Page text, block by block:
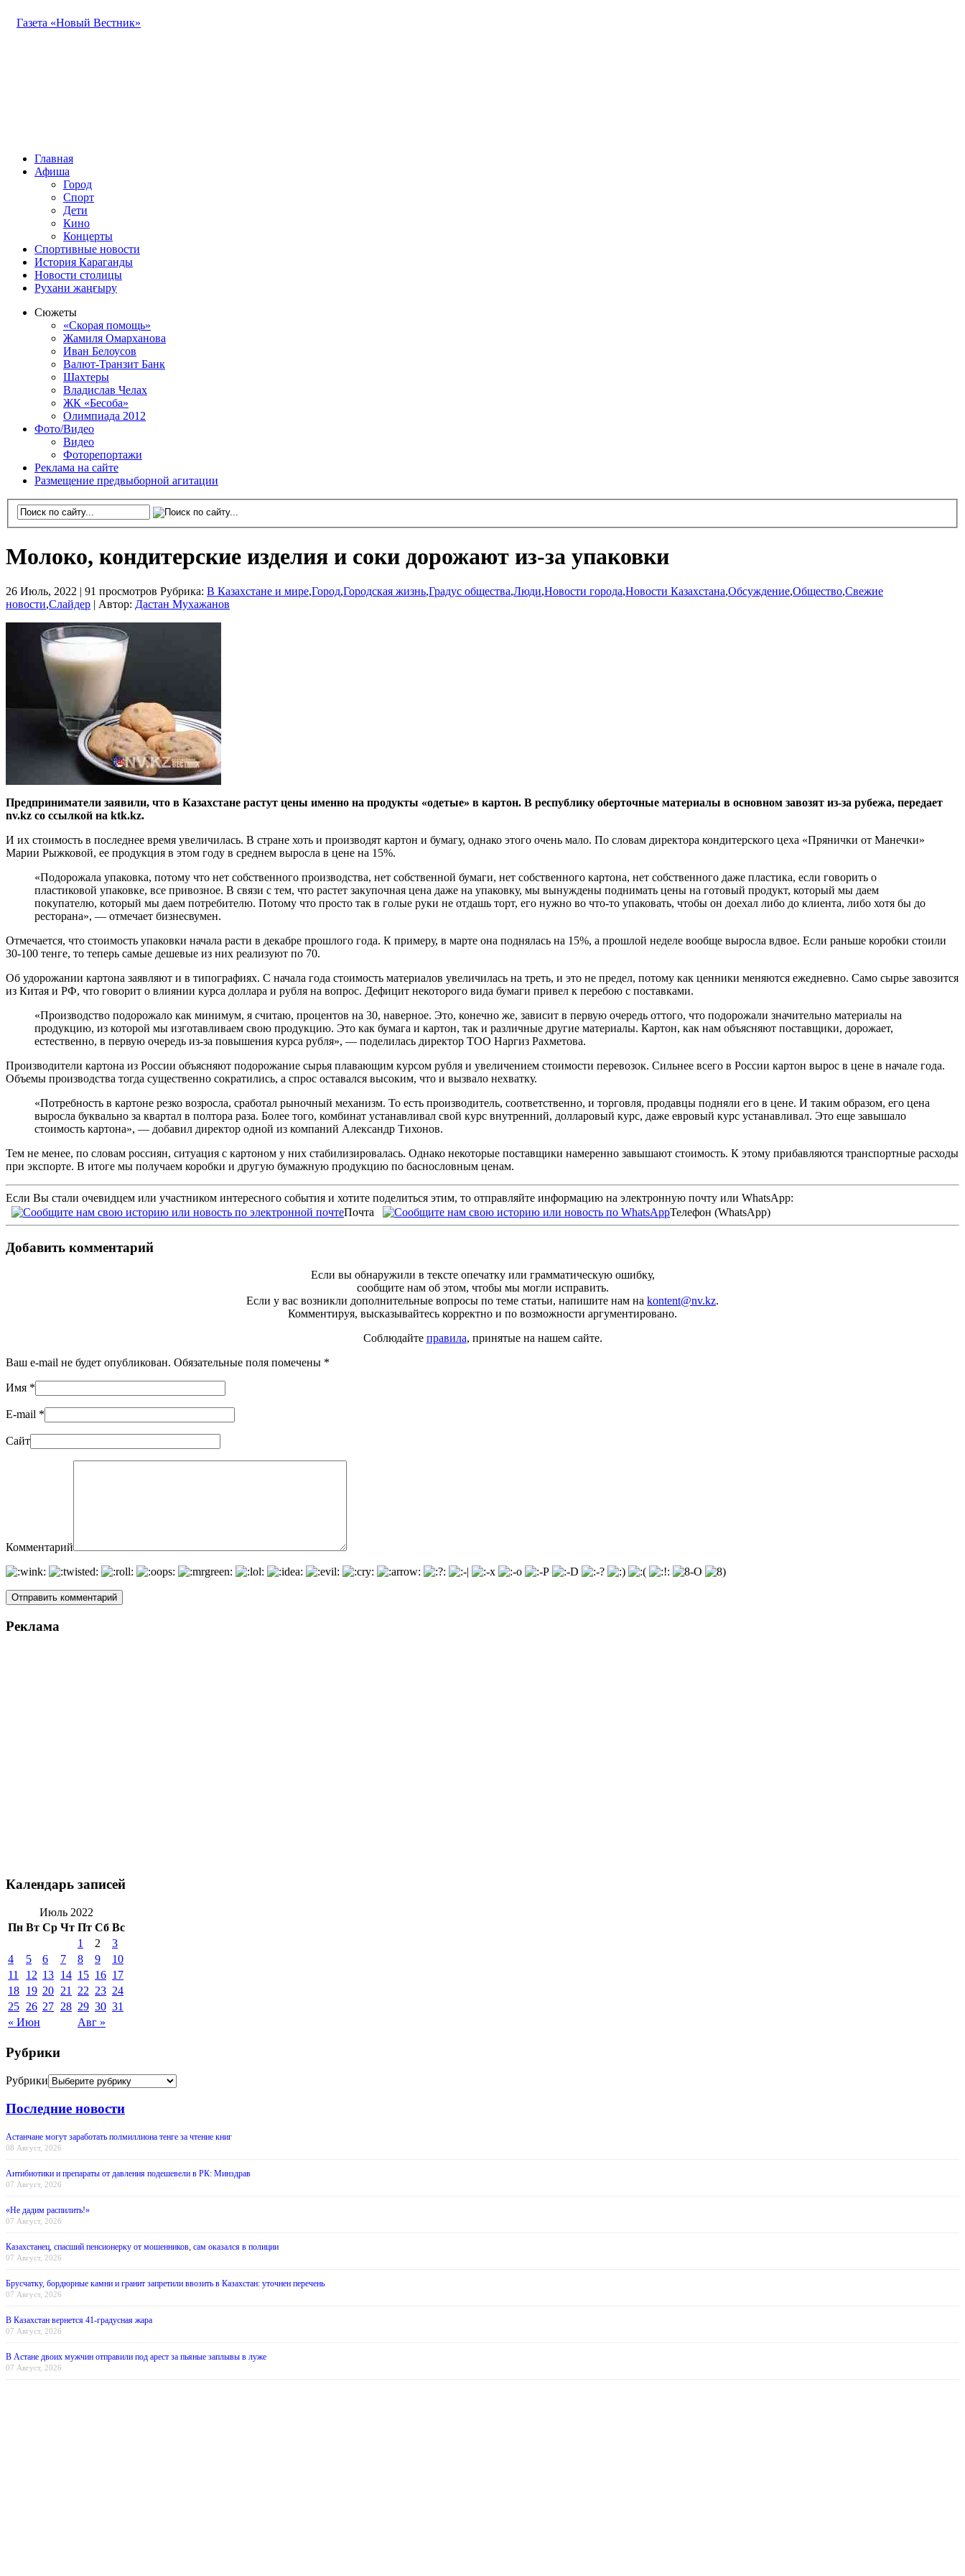
Газета «Новый Вестник»
Главная
Афиша
Город
Спорт
Дети
Кино
Концерты
Спортивные новости
История Караганды
Новости столицы
Рухани жаңғыру
Сюжеты
«Скорая помощь»
Жамиля Омарханова
Иван Белоусов
Валют-Транзит Банк
Шахтеры
Владислав Челах
ЖК «Бесоба»
Олимпиада 2012
Фото/Видео
Видео
Фоторепортажи
Реклама на сайте
Размещение предвыборной агитации
Молоко, кондитерские изделия и соки дорожают из-за упаковки
26 Июль, 2022 | 91 просмотров Рубрика: В Казахстане и мире,Город,Городская жизнь,Градус общества,Люди,Новости города,Новости Казахстана,Обсуждение,Общество,Свежие
новости,Слайдер Автор: Дастан Мухажанов
Предприниматели заявили, что в Казахстане растут цены именно на продукты «одетые» в картон. В республику оберточные материалы в основном завозят из-за рубежа, передает
nv.kz со ссылкой на ktk.kz.
И их стоимость в последнее время увеличилась. В стране хоть и производят картон и бумагу, однако этого очень мало. По словам директора кондитерского цеха «Прянички от Манечки»
Марии Рыжковой, ее продукция в этом году в среднем выросла в цене на 15%.
«Подорожала упаковка, потому что нет собственного производства, нет собственной бумаги, нет собственного картона, нет собственного даже пластика, если говорить о
пластиковой упаковке, все привозное. В связи с тем, что растет закупочная цена даже на упаковку, мы вынуждены поднимать цены на готовый продукт, который мы даем
покупателю, который мы даем потребителю. Потому что просто так в голые руки не отдашь торт, его нужно во что-то упаковать, чтобы он доехал либо до клиента, либо хотя бы до
ресторана», — отмечает бизнесвумен.
Отмечается, что стоимость упаковки начала расти в декабре прошлого года. К примеру, в марте она поднялась на 15%, а прошлой неделе вообще выросла вдвое. Если раньше коробки стоили
30-100 тенге, то теперь самые дешевые из них реализуют по 70.
Об удорожании картона заявляют и в типографиях. С начала года стоимость материалов увеличилась на треть, и это не предел, потому как ценники меняются ежедневно. Само сырье завозится
из Китая и РФ, что говорит о влиянии курса доллара и рубля на вопрос. Дефицит некоторого вида бумаги привел к перебою с поставками.
«Производство подорожало как минимум, я считаю, процентов на 30, наверное. Это, конечно же, зависит в первую очередь оттого, что подорожали значительно материалы на
продукцию, из которой мы изготавливаем свою продукцию. Это как бумага и картон, так и различные другие материалы. Картон, как нам объясняют поставщики, дорожает,
естественно, в первую очередь из-за повышения курса рубля», — поделилась директор ТОО Наргиз Рахметова.
Производители картона из России объясняют подорожание сырья плавающим курсом рубля и увеличением стоимости перевозок. Сильнее всего в России картон вырос в цене в начале года.
Объемы производства тогда существенно сократились, а спрос оставался высоким, что и вызвало нехватку.
«Потребность в картоне резко возросла, сработал рыночный механизм. То есть производитель, соответственно, и торговля, продавцы подняли его в цене. И таким образом, его цена
выросла буквально за квартал в полтора раза. Более того, комбинат устанавливал свой курс внутренний, долларовый курс, даже евровый курс устанавливал. Это еще завышало
стоимость картона», — добавил директор одной из компаний Александр Тихонов.
Тем не менее, по словам россиян, ситуация с картоном у них стабилизировалась. Однако некоторые поставщики намеренно завышают стоимость. К этому прибавляются транспортные расходы
при экспорте. В итоге мы получаем коробки и другую бумажную продукцию по баснословным ценам.
Если Вы стали очевидцем или участником интересного события и хотите поделиться этим, то отправляйте информацию на электронную почту или WhatsApp:
Почта
Телефон (WhatsApp)
Добавить комментарий
Если вы обнаружили в тексте опечатку или грамматическую ошибку,
сообщите нам об этом, чтобы мы могли исправить.
Если у вас возникли дополнительные вопросы по теме статьи, напишите нам на kontent@nv.kz.
Комментируя, высказывайтесь корректно и по возможности аргументировано.
Соблюдайте правила, принятые на нашем сайте.
Ваш e-mail не будет опубликован. Обязательные поля помечены *
Имя *
E-mail *
Сайт
Комментарий
Реклама
Календарь записей
Июль 2022
Пн Вт Ср Чт Пт Сб Вс
« Июн Авг »
1 2
3
4
5 6 7 8 9
10
11
12 13 14 15 16 17
18 19 20 21 22 23 24
25 26 27 28 29 30 31
Рубрики
Рубрики
Последние новости
Астанчане могут заработать полмиллиона тенге за чтение книг
08 Август, 2026
Антибиотики и препараты от давления подешевели в РК: Минздрав
07 Август, 2026
«Не дадим распилить!»
07 Август, 2026
Казахстанец, спасший пенсионерку от мошенников, сам оказался в полиции
07 Август, 2026
Брусчатку, бордюрные камни и гранит запретили ввозить в Казахстан: уточнен перечень
07 Август, 2026
В Казахстан вернется 41-градусная жара
07 Август, 2026
В Астане двоих мужчин отправили под арест за пьяные заплывы в луже
07 Август, 2026